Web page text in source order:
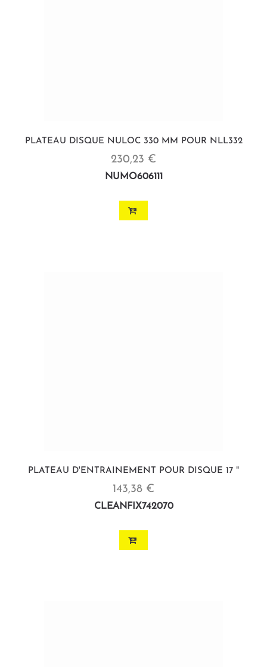
PLATEAU DISQUE NULOC 330 MM POUR NLL332
230,23 €
NUMO606111
PLATEAU D'ENTRAINEMENT POUR DISQUE 17 "
143,38 €
CLEANFIX742070